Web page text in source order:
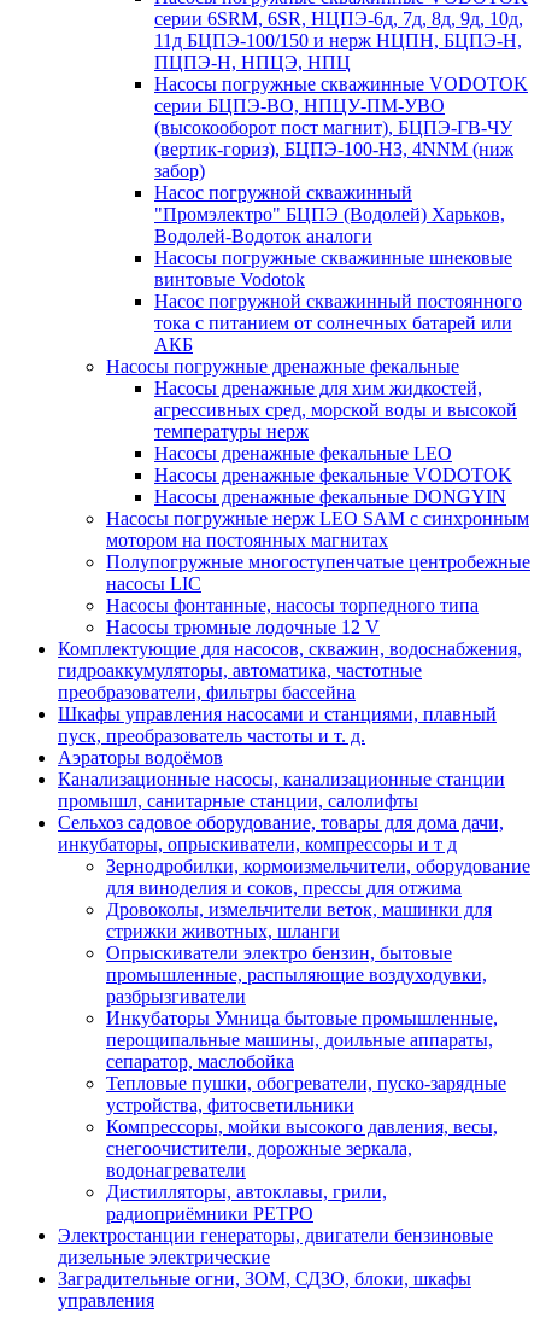
серии 6SRM, 6SR, НЦПЭ-6д, 7д, 8д, 9д, 10д,
11д БЦПЭ-100/150 и нерж НЦПН, БЦПЭ-Н,
ПЦПЭ-Н, НПЦЭ, НПЦ
Насосы погружные скважинные VODOTOK
серии БЦПЭ-ВО, НПЦУ-ПМ-УВО
(высокооборот пост магнит), БЦПЭ-ГВ-ЧУ
(вертик-гориз), БЦПЭ-100-НЗ, 4NNM (ниж
забор)
Насос погружной скважинный
"Промэлектро" БЦПЭ (Водолей) Харьков,
Водолей-Водоток аналоги
Насосы погружные скважинные шнековые
винтовые Vodotok
Насос погружной скважинный постоянного
тока с питанием от солнечных батарей или
АКБ
Насосы погружные дренажные фекальные
Насосы дренажные для хим жидкостей,
агрессивных сред, морской воды и высокой
температуры нерж
Насосы дренажные фекальные LEO
Насосы дренажные фекальные VODOTOK
Насосы дренажные фекальные DONGYIN
Насосы погружные нерж LEO SAM с синхронным
мотором на постоянных магнитах
Полупогружные многоступенчатые центробежные
насосы LIC
Насосы фонтанные, насосы торпедного типа
Насосы трюмные лодочные 12 V
Комплектующие для насосов, скважин, водоснабжения,
гидроаккумуляторы, автоматика, частотные
преобразователи, фильтры бассейна
Шкафы управления насосами и станциями, плавный
пуск, преобразователь частоты и т. д.
Аэраторы водоёмов
Канализационные насосы, канализационные станции
промышл, санитарные станции, салолифты
Сельхоз садовое оборудование, товары для дома дачи,
инкубаторы, опрыскиватели, компрессоры и т д
Зернодробилки, кормоизмельчители, оборудование
для виноделия и соков, прессы для отжима
Дровоколы, измельчители веток, машинки для
стрижки животных, шланги
Опрыскиватели электро бензин, бытовые
промышленные, распыляющие воздуходувки,
разбрызгиватели
Инкубаторы Умница бытовые промышленные,
перощипальные машины, доильные аппараты,
сепаратор, маслобойка
Тепловые пушки, обогреватели, пуско-зарядные
устройства, фитосветильники
Компрессоры, мойки высокого давления, весы,
снегоочистители, дорожные зеркала,
водонагреватели
Дистилляторы, автоклавы, грили,
радиоприёмники РЕТРО
Электростанции генераторы, двигатели бензиновые
дизельные электрические
Заградительные огни, ЗОМ, СДЗО, блоки, шкафы
управления